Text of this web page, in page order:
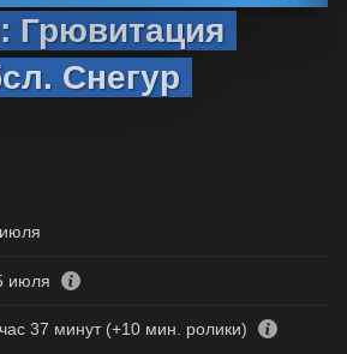
Грювитация
Снегур
июля
37 минут (+10 мин. ролики)